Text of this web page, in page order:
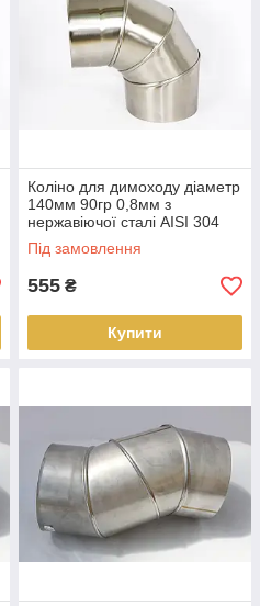
Коліно для димоходу діаметр
140мм 90гр 0,8мм з
нержавіючої сталі AISI 304
Під замовлення
555 ₴
Купити